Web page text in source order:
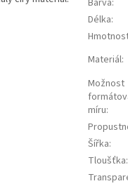
Délka:
Materiál:
Možnost
míru:
Šířka:
Tloušťka: